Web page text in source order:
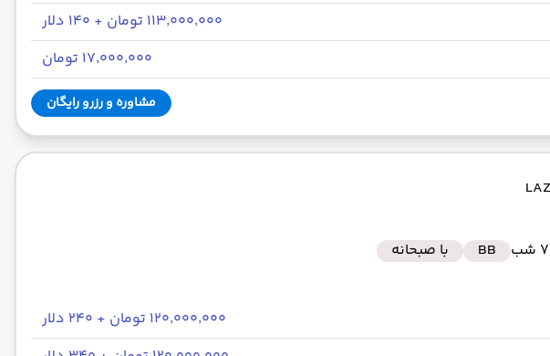
۱۱۳٬۰۰۰٬۰۰۰ تومان + ۱۴۰ دلار
۱۷٬۰۰۰٬۰۰۰ تومان
مشاوره و رزرو رایگان
7 شب BB با صبحانه
۱۲۰٬۰۰۰٬۰۰۰ تومان + ۲۴۰ دلار